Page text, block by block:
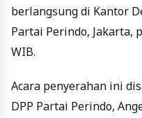
berlangsung di Kantor
Partai Perindo, Jakarta,
WIB.
Acara penyerahan ini
DPP Partai Perindo,